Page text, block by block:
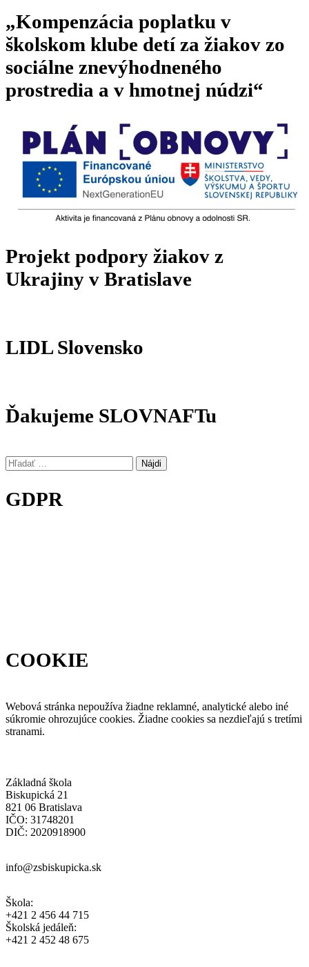
„Kompenzácia poplatku v
školskom klube detí za žiakov zo
sociálne znevýhodneného
prostredia a v hmotnej núdzi“
Projekt podpory žiakov z
Ukrajiny v Bratislave
LIDL Slovensko
Ďakujeme SLOVNAFTu
Hľadať:
GDPR
COOKIE
Webová stránka nepoužíva žiadne reklamné, analytické alebo iné
súkromie ohrozujúce cookies. Žiadne cookies sa nezdieľajú s tretími
stranami.
Základná škola
Biskupická 21
821 06 Bratislava
IČO: 31748201
DIČ: 2020918900
info@zsbiskupicka.sk
Škola:
+421 2 456 44 715
Školská jedáleň:
+421 2 452 48 675